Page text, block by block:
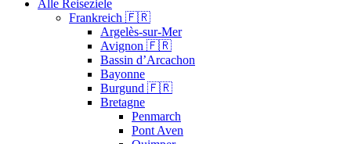
Alle Reiseziele
Frankreich 🇫🇷
Argelès-sur-Mer
Avignon 🇫🇷
Bassin d’Arcachon
Bayonne
Burgund 🇫🇷
Bretagne
Penmarch
Pont Aven